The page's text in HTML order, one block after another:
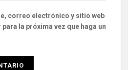
correo electrónico y sitio web
la próxima vez que haga un